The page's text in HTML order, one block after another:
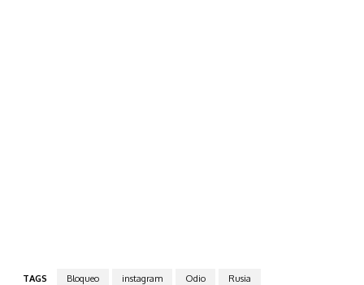
TAGS Bloqueo instagram Odio Rusia